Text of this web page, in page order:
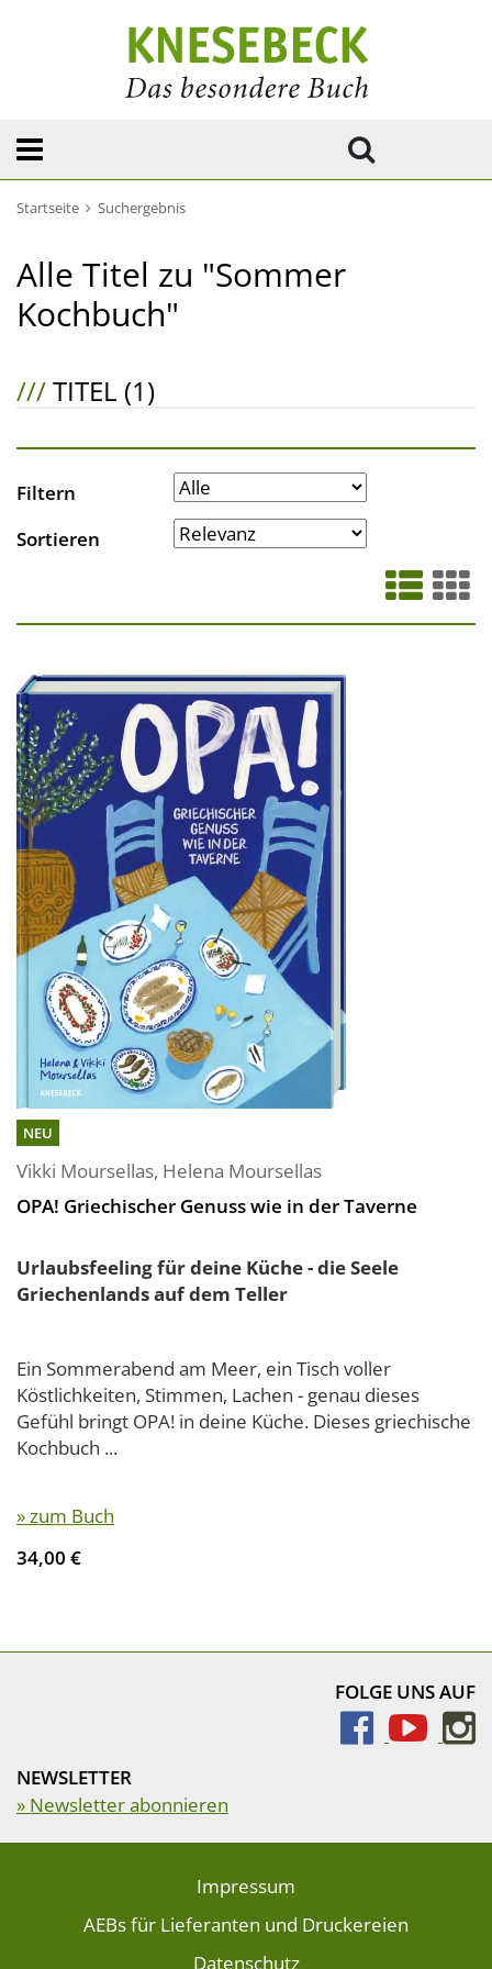
Startseite Suchergebnis
Alle Titel zu "Sommer
Kochbuch"
///TITEL (1)
Filtern
Sortieren
NEU
Vikki Moursellas, Helena Moursellas
OPA! Griechischer Genuss wie in der Taverne
Urlaubsfeeling für deine Küche - die Seele
Griechenlands auf dem Teller
Ein Sommerabend am Meer, ein Tisch voller
Köstlichkeiten, Stimmen, Lachen - genau dieses
Gefühl bringt OPA! in deine Küche. Dieses griechische
Kochbuch ...
» zum Buch
34,00 €
FOLGE UNS AUF
NEWSLETTER
» Newsletter abonnieren
Impressum
AEBs für Lieferanten und Druckereien
Datenschutz